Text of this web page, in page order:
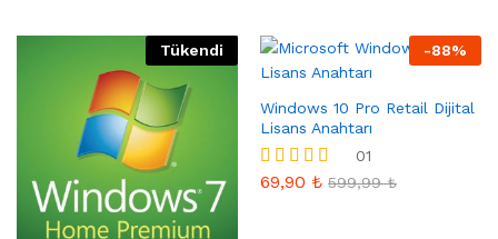
Tükendi -88%
Windows 10 Pro Retail Dijital
Lisans Anahtarı
5 üzerinden
01
69,90 ₺ 599,99₺